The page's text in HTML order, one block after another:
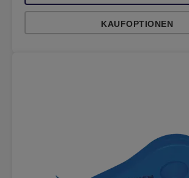
KAUFOPTIONEN